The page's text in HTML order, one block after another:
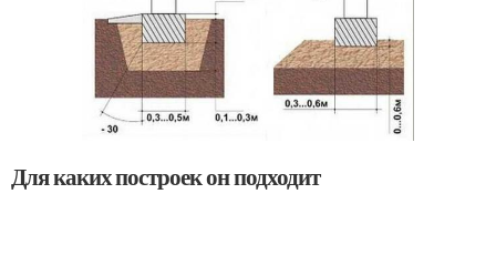
Для каких построек он подходит